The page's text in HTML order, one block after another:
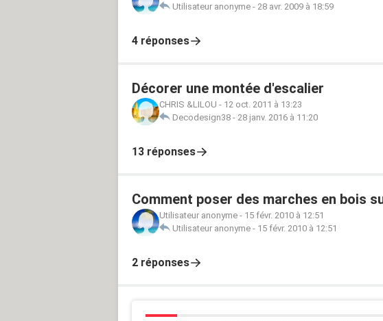
Utilisateur anonyme - 28 avr. 2009 à 18:59
4 réponses
Décorer une montée d'escalier
CHRIS &LILOU - 12 oct. 2011 à 13:23
Decodesign38 - 28 janv. 2016 à 11:20
13 réponses
Comment poser des marches en bois
Utilisateur anonyme - 15 févr. 2010 à 12:51
Utilisateur anonyme - 15 févr. 2010 à 12:51
2 réponses